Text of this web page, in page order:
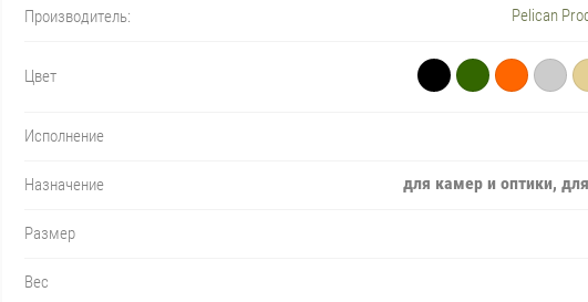
Производитель: Pelican
Цвет
Исполнение
Назначение для камер и оптики,
Размер
Вес